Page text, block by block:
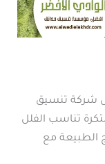
شركة تنسيق
تناسب الفلل
الطبيعة مع